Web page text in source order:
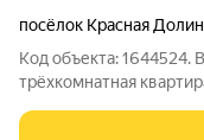
посёлок Красная
Код объекта: 1644524.
трёхкомнатная
продажа! Один